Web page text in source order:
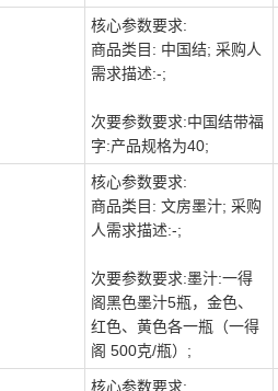
核心参数要求:
商品类目: 中国结; 采购人
需求描述:-;
次要参数要求:中国结带福
字:产品规格为40;
核心参数要求:
商品类目: 文房墨汁; 采购
人需求描述:-;
次要参数要求:墨汁:一得
阁黑色墨汁5瓶，金色、
红色、黄色各一瓶（一得
阁 500克/瓶）;
核心参数要求: